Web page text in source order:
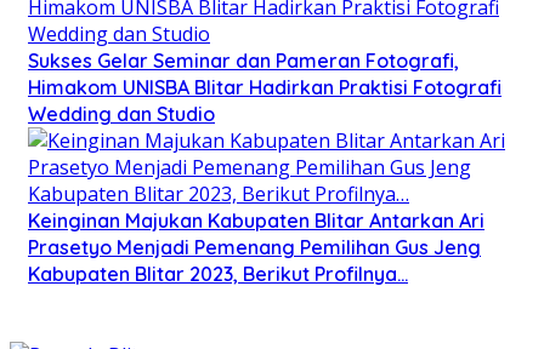
Sukses Gelar Seminar dan Pameran Fotografi,
Himakom UNISBA Blitar Hadirkan Praktisi Fotografi
Wedding dan Studio
Keinginan Majukan Kabupaten Blitar Antarkan Ari
Prasetyo Menjadi Pemenang Pemilihan Gus Jeng
Kabupaten Blitar 2023, Berikut Profilnya…